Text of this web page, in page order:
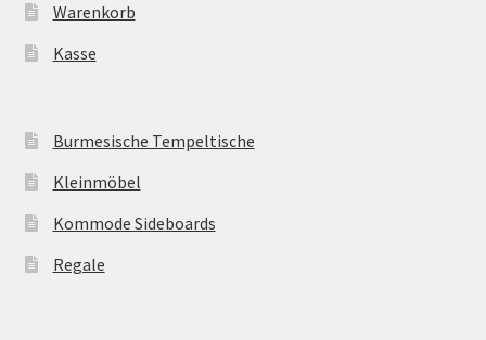
Warenkorb
Kasse
Burmesische Tempeltische
Kleinmöbel
Kommode Sideboards
Regale